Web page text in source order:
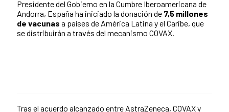
Presidente del Gobierno en la Cumbre Iberoamericana de
Andorra, España ha iniciado la donación de 7,5 millones
de vacunas a países de América Latina y el Caribe, que
se distribuirán a través del mecanismo COVAX.
News content
Tras el acuerdo alcanzado entre AstraZeneca, COVAX y